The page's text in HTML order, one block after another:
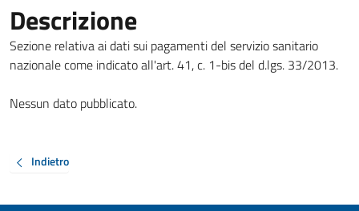
Descrizione
Sezione relativa ai dati sui pagamenti del servizio sanitario
nazionale come indicato all'art. 41, c. 1-bis del d.lgs. 33/2013.
Nessun dato pubblicato.
Indietro